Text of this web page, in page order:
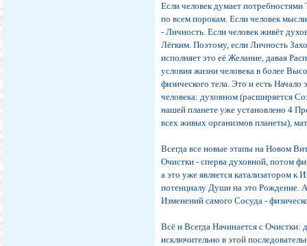
Если человек думает потребностями
по всем порокам. Если человек
- Личность. Если человек живёт
Лёгким. Поэтому, если Личность
исполняет это её Желание, давая
условия жизни человека в более
физического тела. Это и есть
человека: духовном (расширяется
нашей планете уже установлено 4
всех живых организмов планеты),
Всегда все новые этапы на Новом
Очистки - сперва духовной, потом
а это уже является катализатором
потенциалу Души на это Рождение.
Изменений самого Сосуда -
Всё и Всегда Начинается с Очистки:
исключительно в этой